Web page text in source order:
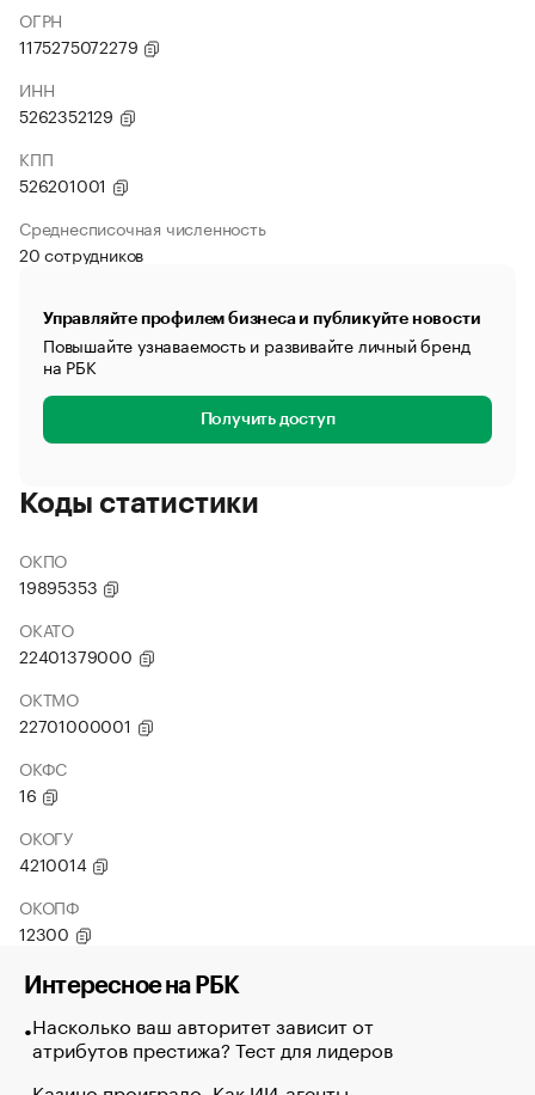
ОГРН
1175275072279
ИНН
5262352129
КПП
526201001
Среднесписочная численность
20 сотрудников
Управляйте профилем бизнеса и публикуйте новости
Повышайте узнаваемость и развивайте личный бренд
на РБК
Получить доступ
Коды статистики
ОКПО
19895353
ОКАТО
22401379000
ОКТМО
22701000001
ОКФС
16
ОКОГУ
4210014
ОКОПФ
12300
Интересное на РБК
Насколько ваш авторитет зависит от
атрибутов престижа? Тест для лидеров